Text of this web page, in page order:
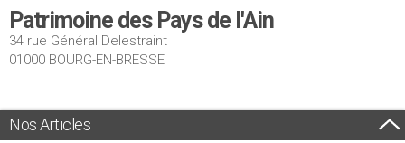
Patrimoine des Pays de l'Ain
34 rue Général Delestraint
01000 BOURG-EN-BRESSE
Nos Articles